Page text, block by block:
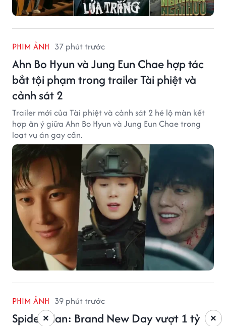
PHIM ẢNH 37 phút trước
Ahn Bo Hyun và Jung Eun Chae hợp tác
bắt tội phạm trong trailer Tài phiệt và
cảnh sát 2
Trailer mới của Tài phiệt và cảnh sát 2 hé lộ màn kết
hợp ăn ý giữa Ahn Bo Hyun và Jung Eun Chae trong
loạt vụ án gay cấn.
PHIM ẢNH 39 phút trước
Spider-Man: Brand New Day vượt 1 tỷ
×
×